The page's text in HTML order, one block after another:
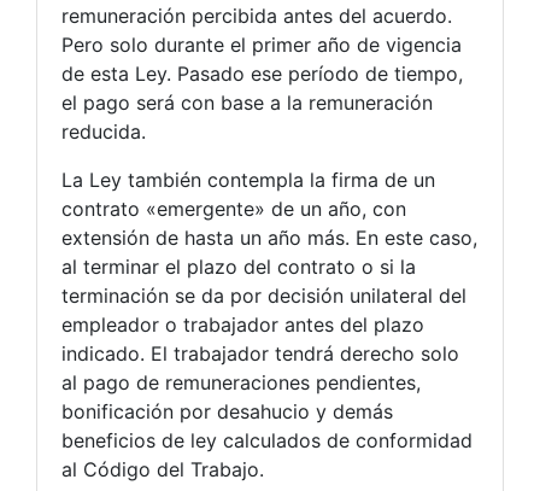
remuneración percibida antes del acuerdo.
Pero solo durante el primer año de vigencia
de esta Ley. Pasado ese período de tiempo,
el pago será con base a la remuneración
reducida.
La Ley también contempla la firma de un
contrato «emergente» de un año, con
extensión de hasta un año más. En este caso,
al terminar el plazo del contrato o si la
terminación se da por decisión unilateral del
empleador o trabajador antes del plazo
indicado. El trabajador tendrá derecho solo
al pago de remuneraciones pendientes,
bonificación por desahucio y demás
beneficios de ley calculados de conformidad
al Código del Trabajo.